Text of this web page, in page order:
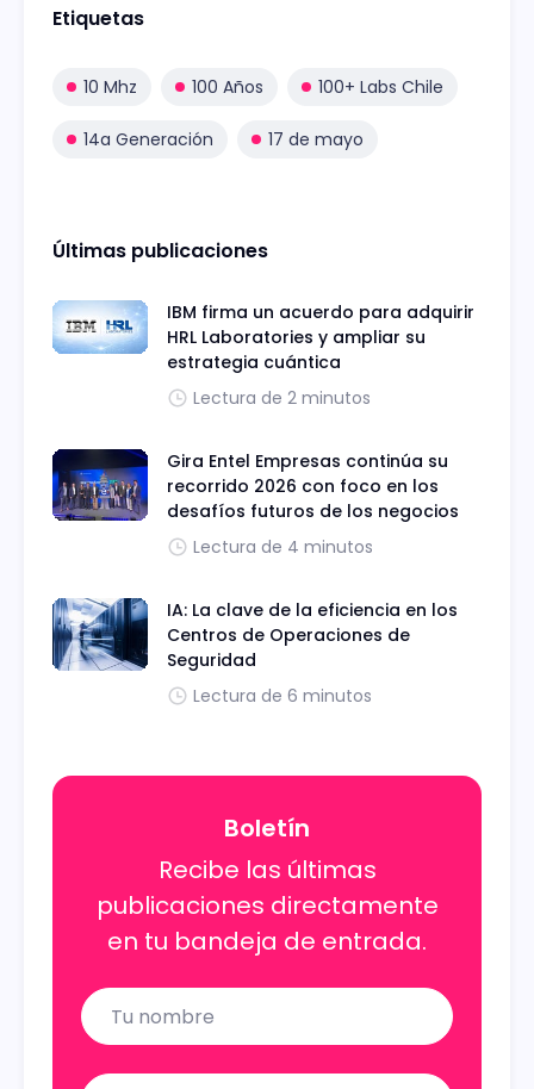
Etiquetas
10 Mhz 100 Años 100+ Labs Chile
14a Generación 17 de mayo
Últimas publicaciones
IBM firma un acuerdo para adquirir
HRL Laboratories y ampliar su
estrategia cuántica
Lectura de 2 minutos
Gira Entel Empresas continúa su
recorrido 2026 con foco en los
desafíos futuros de los negocios
Lectura de 4 minutos
IA: La clave de la eficiencia en los
Centros de Operaciones de
Seguridad
Lectura de 6 minutos
Boletín
Recibe las últimas
publicaciones directamente
en tu bandeja de entrada.
Name
Email